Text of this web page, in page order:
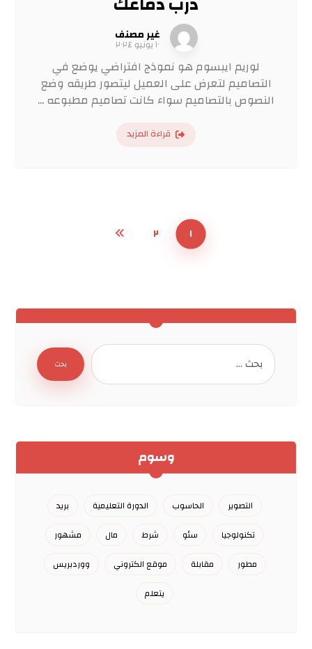
غير مصنف
١٠ يونيو ٢٠٢٤
لوريم ايبسوم هو نموذج افتراضي يوضع في
التصاميم لتعرض على العميل ليتصور طريقه وضع
النصوص بالتصاميم سواء كانت تصاميم مطبوعه ...
قراءة المزيد
١ ٢
وسوم
التصوير الحاسوب الدورة التعليمية
بريد
تكنولوجيا
سئو شرط مال
مشهور
مطور
مقابلة موقع الكتروني
ووردبريس
يتعلم